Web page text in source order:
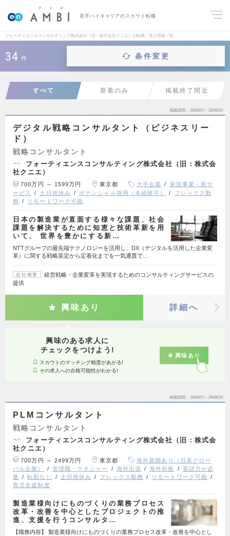
若手ハイキャリアのスカウト転職
フォーティエンスコンサルティング株式会社（旧：株式会社クニエ）の転職・求人情報一覧
34 件 条件変更
すべて 新着のみ 掲載終了間近
掲載期間 26/08/07～26/08/20
デジタル戦略コンサルタント（ビジネスリー
ド）
戦略コンサルタント
フォーティエンスコンサルティング株式会社（旧：株式会
社クニエ）
700万円 ～ 1599万円 東京都 大手企業
新規事業・新サ
ービス
土日祝休み ポテンシャル採用（未経験可）
フレックス勤
務
リモートワーク可能
日本の製造業が直面する様々な課題、社会
課題を解決するために知恵と技術革新を用
いて、 世界を豊かにする新…
NTTグループの最先端テクノロジーを活用し、DX（デジタルを活用した企業変
革）に関する戦略策定から定着化までを一気通貫で…
会社概要
経営戦略・企業変革を実現するためのコンサルティングサービスの
提供
興味あり 詳細へ
興味のある求人に
チェックをつけよう!
スカウトのマッチング精度があがる!
その求人への合格可能性がわかる!
興味あり
掲載期間 26/08/07～26/08/20
PLMコンサルタント
戦略コンサルタント
フォーティエンスコンサルティング株式会社（旧：株式会
社クニエ）
700万円 ～ 2499万円 東京都
海外展開あり（日系グロー
バル企業）
管理職・マネジャー 海外出張 海外折衝
英語力が必
要
転勤なし 土日祝休み フレックス勤務
リモートワーク可能
育児支援制度
製造業様向けにものづくりの業務プロセス
改革・改善を中心としたプロジェクトの推
進、支援を行うコンサルタ…
【職務内容】 製造業様向けにものづくりの業務プロセス改革・改善を中心とし